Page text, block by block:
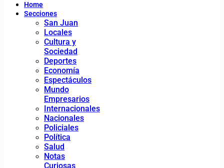
Home
Secciones
San Juan
Locales
Cultura y
Sociedad
Deportes
Economía
Espectáculos
Mundo
Empresarios
Internacionales
Nacionales
Policiales
Política
Salud
Notas
Curiosas